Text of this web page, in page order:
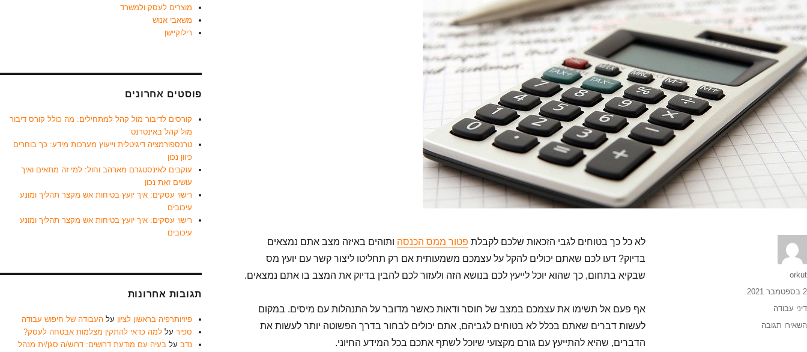
לא כל כך בטוחים לגבי הזכאות שלכם לקבלת פטור ממס הכנסה ותוהים באיזה מצב אתם נמצאים
בדיוק? דעו לכם שאתם יכולים להקל על עצמכם משמעותית אם רק תחליטו ליצור קשר עם יועץ מס
שבקיא בתחום, כך שהוא יוכל לייעץ לכם בנושא הזה ולעזור לכם להבין בדיוק את המצב בו אתם נמצאים.
אף פעם אל תשימו את עצמכם במצב של חוסר ודאות כאשר מדובר על התנהלות עם מיסים. במקום
לעשות דברים שאתם בכלל לא בטוחים לגביהם, אתם יכולים לבחור בדרך הפשוטה יותר לעשות את
הדברים, שהיא להתייעץ עם גורם מקצועי שיוכל לשתף אתכם בכל המידע החיוני.
orkut
2 בספטמבר 2021
דיני עבודה
השאירו תגובה
מוצרים לעסק ולמשרד
משאבי אנוש
רילוקיישן
פוסטים אחרונים
קורסים לדיבור מול קהל למתחילים: מה כולל קורס דיבור
מול קהל באינטרנט
טרנספורמציה דיגיטלית וייעוץ מערכות מידע: כך בוחרים
כיוון נכון
עוקבים לאינסטגרם מארהב וחול: למי זה מתאים ואיך
עושים זאת נכון
רישוי עסקים: איך יועץ בטיחות אש מקצר תהליך ומונע
עיכובים
רישוי עסקים: איך יועץ בטיחות אש מקצר תהליך ומונע
עיכובים
תגובות אחרונות
פיזיותרפיה בראשון לציון עלהעבודה של חיפוש עבודה
ספיר עללמה כדאי להתקין מצלמות אבטחה לעסק?
נדב עלבעיה עם מודעת דרושים: דרוש/ה סגן/ית מנהל